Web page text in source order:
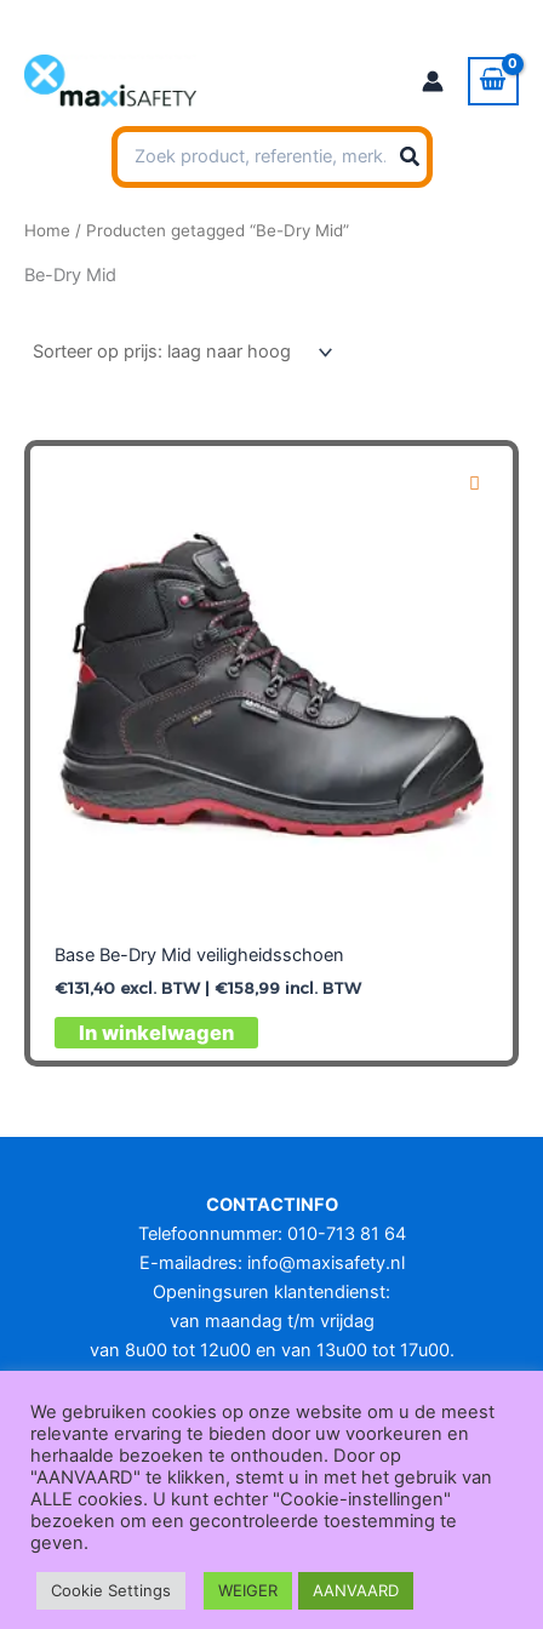
inhoud
Zoeken
naar:
Home / Producten getagged “Be-Dry Mid”
Be-Dry Mid
Base Be-Dry Mid veiligheidsschoen
€131,40excl. BTW | €158,99incl. BTW
In winkelwagen
Dit
product
variaties.
optie
gekozen
worden
op
productpagina
CONTACTINFO
Telefoonnummer: 010-713 81 64
E-mailadres: info@maxisafety.nl
Openingsuren klantendienst:
van maandag t/m vrijdag
van 8u00 tot 12u00 en van 13u00 tot 17u00.
KLANTENSERVICE
Over
ons|Bedrijfsgegevens| F.A.Q.|Bestelprocedure | Betaling
ending | Retourneren|Herroepingsrecht|Herroepingsfunctie
ederverkoop|Bedrukken|Contact
Algemene voorwaarden
Maxisafety.nl © 2026
We gebruiken cookies op onze website om u de meest
relevante ervaring te bieden door uw voorkeuren en
herhaalde bezoeken te onthouden. Door op
"AANVAARD" te klikken, stemt u in met het gebruik van
ALLE cookies. U kunt echter "Cookie-instellingen"
bezoeken om een gecontroleerde toestemming te
geven.
Cookie Settings WEIGER AANVAARD